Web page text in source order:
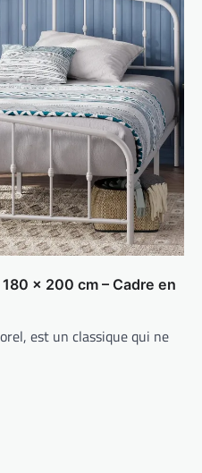
x 200 cm – Cadre en
est un classique qui ne